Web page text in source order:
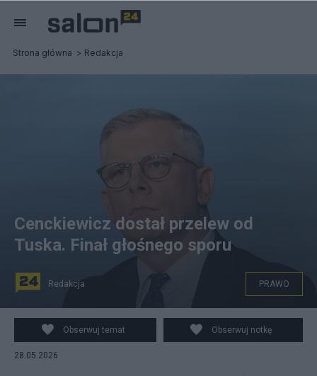
Strona główna Redakcja
Cenckiewicz dostał przelew od
Tuska. Finał głośnego sporu
Redakcja PRAWO
Obserwuj temat Obserwuj notkę
28.05.2026